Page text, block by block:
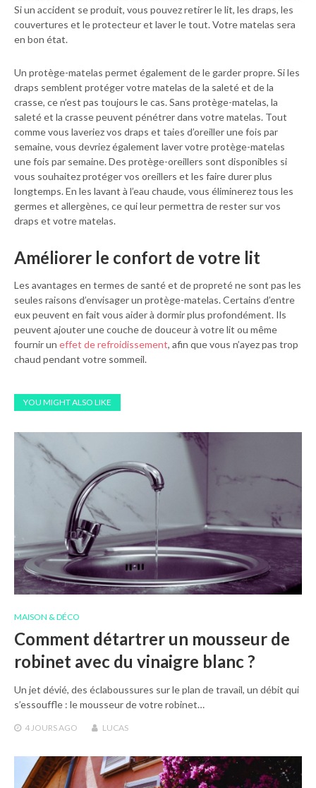
Si un accident se produit, vous pouvez retirer le lit, les draps, les
couvertures et le protecteur et laver le tout. Votre matelas sera
en bon état.
Un protège-matelas permet également de le garder propre. Si les
draps semblent protéger votre matelas de la saleté et de la
crasse, ce n’est pas toujours le cas. Sans protège-matelas, la
saleté et la crasse peuvent pénétrer dans votre matelas. Tout
comme vous laveriez vos draps et taies d’oreiller une fois par
semaine, vous devriez également laver votre protège-matelas
une fois par semaine. Des protège-oreillers sont disponibles si
vous souhaitez protéger vos oreillers et les faire durer plus
longtemps. En les lavant à l’eau chaude, vous éliminerez tous les
germes et allergènes, ce qui leur permettra de rester sur vos
draps et votre matelas.
Améliorer le confort de votre lit
Les avantages en termes de santé et de propreté ne sont pas les
seules raisons d’envisager un protège-matelas. Certains d’entre
eux peuvent en fait vous aider à dormir plus profondément. Ils
peuvent ajouter une couche de douceur à votre lit ou même
fournir un effet de refroidissement, afin que vous n’ayez pas trop
chaud pendant votre sommeil.
YOU MIGHT ALSO LIKE
MAISON & DÉCO
Comment détartrer un mousseur de
robinet avec du vinaigre blanc ?
Un jet dévié, des éclaboussures sur le plan de travail, un débit qui
s’essouffle : le mousseur de votre robinet…
4 JOURSAGO LUCAS